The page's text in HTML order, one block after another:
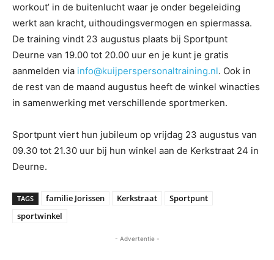
workout’ in de buitenlucht waar je onder begeleiding
werkt aan kracht, uithoudingsvermogen en spiermassa.
De training vindt 23 augustus plaats bij Sportpunt
Deurne van 19.00 tot 20.00 uur en je kunt je gratis
aanmelden via info@kuijperspersonaltraining.nl. Ook in
de rest van de maand augustus heeft de winkel winacties
in samenwerking met verschillende sportmerken.
Sportpunt viert hun jubileum op vrijdag 23 augustus van
09.30 tot 21.30 uur bij hun winkel aan de Kerkstraat 24 in
Deurne.
TAGS familie Jorissen Kerkstraat
Sportpunt
sportwinkel
- Advertentie -